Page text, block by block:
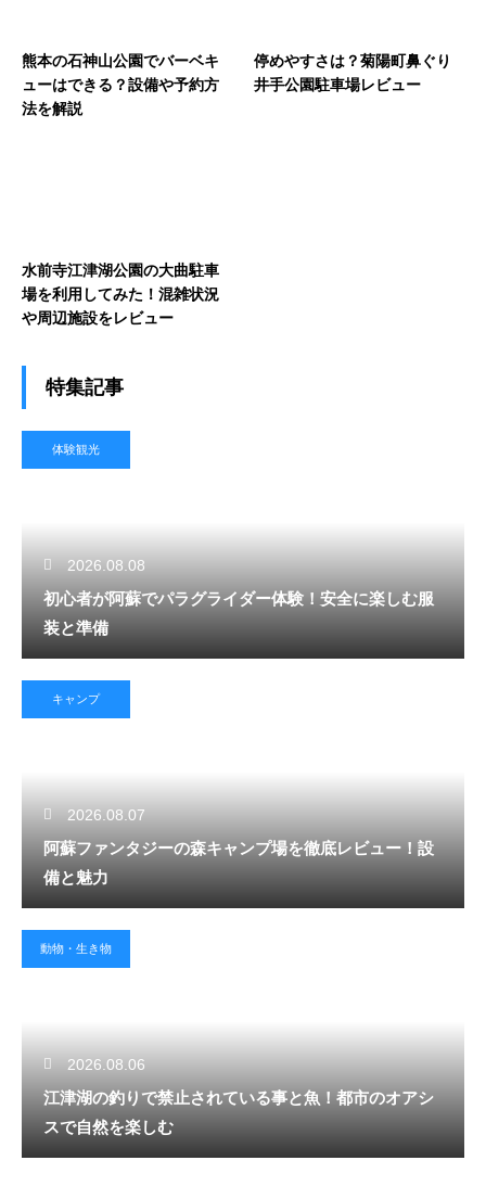
熊本の石神山公園でバーベキ
ューはできる？設備や予約方
法を解説
停めやすさは？菊陽町鼻ぐり
井手公園駐車場レビュー
水前寺江津湖公園の大曲駐車
場を利用してみた！混雑状況
や周辺施設をレビュー
特集記事
体験観光
2026.08.08
初心者が阿蘇でパラグライダー体験！安全に楽しむ服
装と準備
キャンプ
2026.08.07
阿蘇ファンタジーの森キャンプ場を徹底レビュー！設
備と魅力
動物・生き物
2026.08.06
江津湖の釣りで禁止されている事と魚！都市のオアシ
スで自然を楽しむ